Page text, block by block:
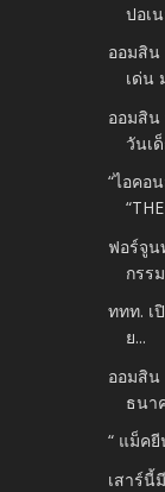
ปอเ
ออมสิน
เด่น
ออมสิน
วันเ
“ไอคอ
ฟอร์จูน
กรร
ททท. เ
ย...
ออมสิน
ธนา
“ แม็คยี
เสาร์นี้